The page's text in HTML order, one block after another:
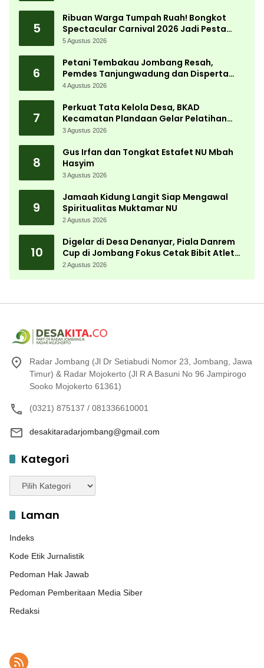
5
Ribuan Warga Tumpah Ruah! Bongkot
Spectacular Carnival 2026 Jadi Pesta
Kemerdekaan Terbesar di Peterongan
5 Agustus 2026
6
Petani Tembakau Jombang Resah,
Pemdes Tanjungwadung dan Disperta
Bergerak Cepat
4 Agustus 2026
7
Perkuat Tata Kelola Desa, BKAD
Kecamatan Plandaan Gelar Pelatihan
Aparatur Pemdes
3 Agustus 2026
8
Gus Irfan dan Tongkat Estafet NU Mbah
Hasyim
3 Agustus 2026
9
Jamaah Kidung Langit Siap Mengawal
Spiritualitas Muktamar NU
2 Agustus 2026
10
Digelar di Desa Denanyar, Piala Danrem
Cup di Jombang Fokus Cetak Bibit Atlet
Menembak Berprestasi
2 Agustus 2026
Radar Jombang (Jl Dr Setiabudi Nomor 23, Jombang, Jawa
Timur) & Radar Mojokerto (Jl R A Basuni No 96 Jampirogo
Sooko Mojokerto 61361)
(0321) 875137 / 081336610001
desakitaradarjombang@gmail.com
Kategori
Kategori
Laman
Indeks
Kode Etik Jurnalistik
Pedoman Hak Jawab
Pedoman Pemberitaan Media Siber
Redaksi